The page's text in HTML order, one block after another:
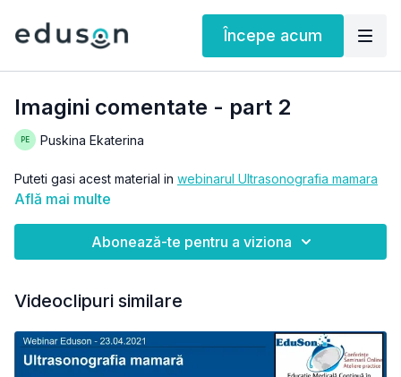
Începe acum
Imagini comentate - part 2
Puskina Ekaterina
Puteti gasi acest material in webinarul Ultrasonografia mamara
Află mai multe
Abonează-te pentru a viziona
Videoclipuri similare